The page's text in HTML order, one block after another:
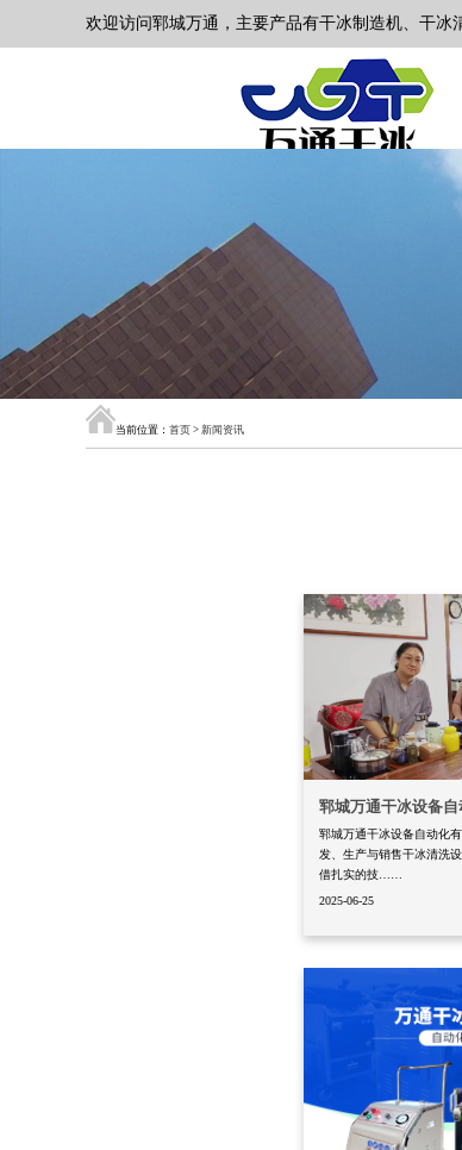
欢迎访问郓城万通，主要产品有干冰制造机、干冰
当前位置： 首页 > 新闻资讯
郓城万通干冰设备
郓城万通干冰设备自动化
发、生产与销售干冰清洗
借扎实的技……
2025-06-25